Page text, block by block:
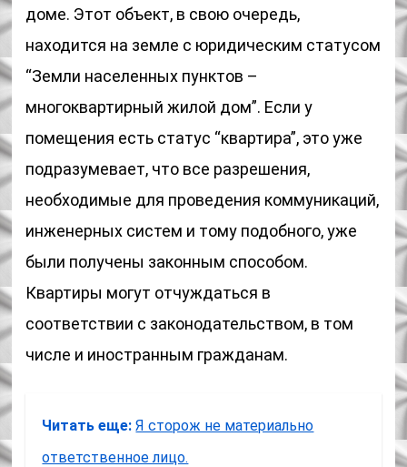
доме. Этот объект, в свою очередь,
находится на земле с юридическим статусом
“Земли населенных пунктов –
многоквартирный жилой дом”. Если у
помещения есть статус “квартира”, это уже
подразумевает, что все разрешения,
необходимые для проведения коммуникаций,
инженерных систем и тому подобного, уже
были получены законным способом.
Квартиры могут отчуждаться в
соответствии с законодательством, в том
числе и иностранным гражданам.
Читать еще: Я сторож не материально
ответственное лицо.